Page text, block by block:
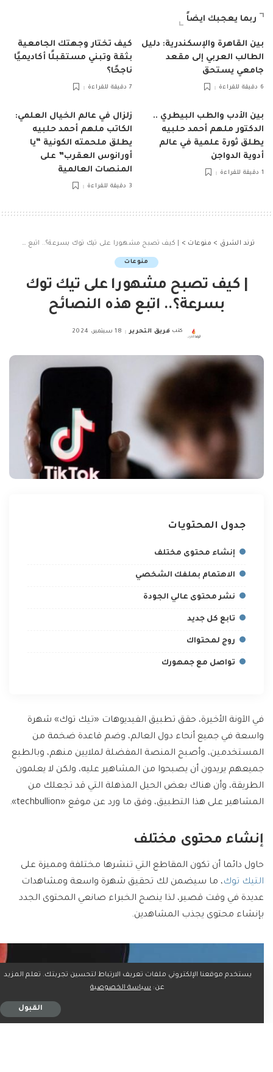
ربما يعجبك ايضاً
بين القاهرة والإسكندرية: دليل
الطالب العربي إلى مقعد
جامعي يستحق
6 دقيقة للقراءة
كيف تختار وجهتك الجامعية
بثقة وتبني مستقبلًا أكاديميًا
ناجحًا؟
7 دقيقة للقراءة
بين الأدب والطب البيطري ..
الدكتور ملهم أحمد حلبيه
يطلق ثورة علمية في عالم
أدوية الدواجن
1 دقيقة للقراءة
زلزال في عالم الخيال العلمي:
الكاتب ملهم أحمد حلبيه
يطلق ملحمته الكونية “يا
أورانوس العقرب” على
المنصات العالمية
3 دقيقة للقراءة
ترند الشرق > منوعات > | كيف تصبح مشهورا على تيك توك بسرعة؟.. اتبع هذه النصائح
منوعات
| كيف تصبح مشهورا على تيك توك
بسرعة؟.. اتبع هذه النصائح
Posted
كتب فريق التحرير 18 سبتمبر، 2024
جدول المحتويات
إنشاء محتوى مختلف
الاهتمام بملفك الشخصي
نشر محتوى عالي الجودة
تابع كل جديد
روج لمحتواك
تواصل مع جمهورك
في الآونة الأخيرة، حقق تطبيق الفيديوهات «تيك توك» شهرة
واسعة في جميع أنحاء دول العالم، وضم قاعدة ضخمة من
المستخدمين، وأصبح المنصة المفضلة لملايين منهم، وبالطبع
جميعهم يريدون أن يصبحوا من المشاهير عليه، ولكن لا يعلمون
الطريقة، وأن هناك بعض الحيل المذهلة التي قد تجعلك من
المشاهير على هذا التطبيق، وفق ما ورد عن موقع «techbullion».
إنشاء محتوى مختلف
حاول دائما أن تكون المقاطع التي تنشرها مختلفة ومميزة على
التيك توك، ما سيضمن لك تحقيق شهرة واسعة ومشاهدات
عديدة في وقت قصير، لذا ينصح الخبراء صانعي المحتوى الجدد
بإنشاء محتوى يجذب المشاهدين.
يستخدم موقعنا الإلكتروني ملفات تعريف الارتباط لتحسين تجربتك. تعلم المزيد
عن: سياسة الخصوصية
القبول